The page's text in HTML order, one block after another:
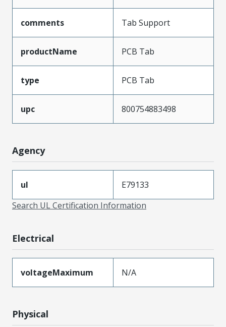
comments Tab Support
productName PCB Tab
type PCB Tab
upc 800754883498
Agency
ul
E79133
Search UL Certification Information
Electrical
voltageMaximum N/A
Physical